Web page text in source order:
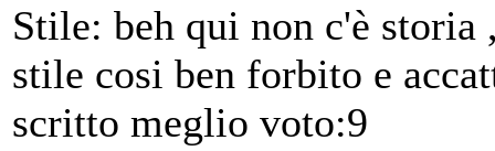
Stile: beh qui non c'è
stile cosi ben forbito e
scritto meglio voto:9